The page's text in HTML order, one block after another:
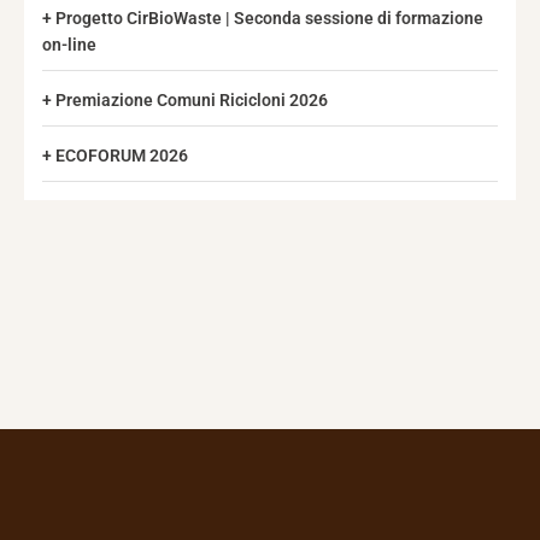
Progetto CirBioWaste | Seconda sessione di formazione
on-line
Premiazione Comuni Ricicloni 2026
ECOFORUM 2026